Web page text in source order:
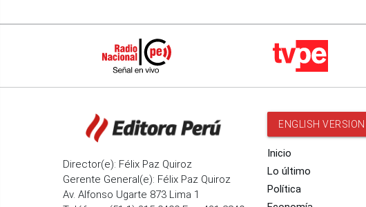
Director(e): Félix Paz Quiroz
Gerente General(e): Félix Paz Quiroz
Av. Alfonso Ugarte 873 Lima 1
ENGLISH VERSION
Inicio
Lo último
Política